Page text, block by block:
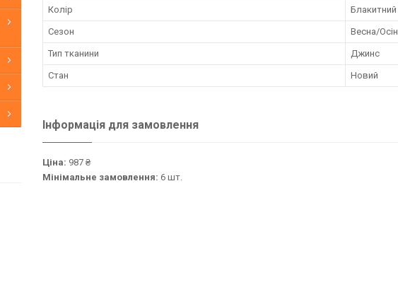
Колір Блакитний
Сезон Весна/
Тип тканини Джинс
Стан Новий
Інформація для замовлення
Ціна: 987 ₴
Мінімальне замовлення: 6 шт.